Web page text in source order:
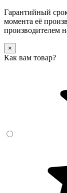
Гарантийный
момента её
производителем
×
Как вам товар?